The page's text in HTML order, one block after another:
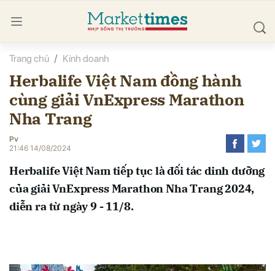
Trang chủ Kinh doanh
Herbalife Việt Nam đồng hành
cùng giải VnExpress Marathon
Nha Trang
Pv
21:46 14/08/2024
Herbalife Việt Nam tiếp tục là đối tác dinh dưỡng
của giải VnExpress Marathon Nha Trang 2024,
diễn ra từ ngày 9 - 11/8.
luận